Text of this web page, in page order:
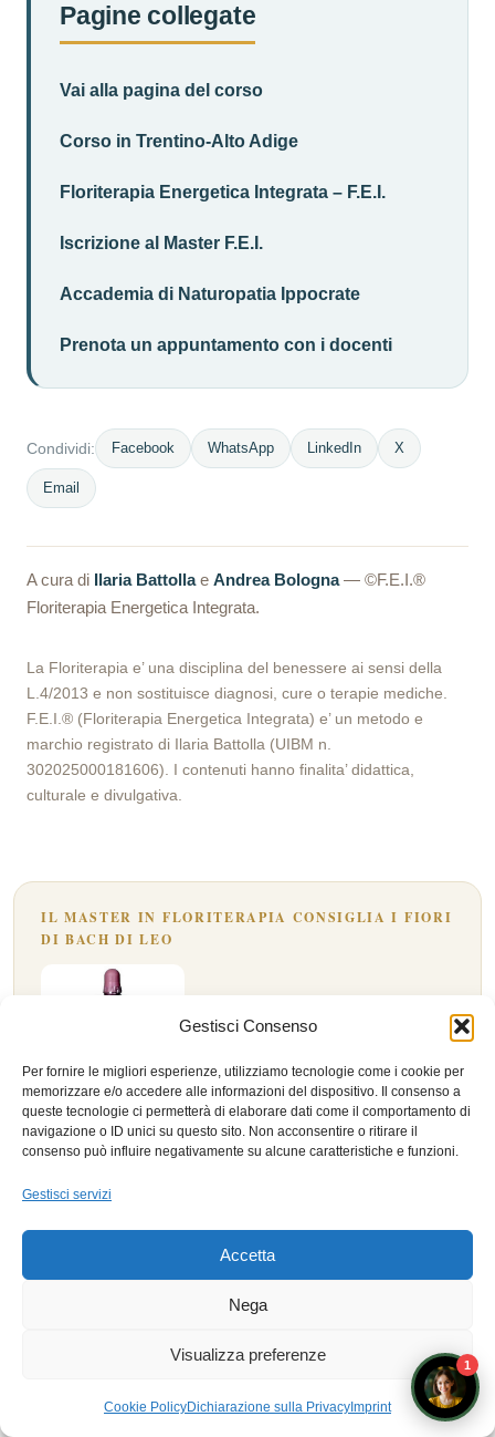
Gestisci Consenso
Per fornire le migliori esperienze, utilizziamo tecnologie come i cookie per
memorizzare e/o accedere alle informazioni del dispositivo. Il consenso a
queste tecnologie ci permetterà di elaborare dati come il comportamento di
navigazione o ID unici su questo sito. Non acconsentire o ritirare il
consenso può influire negativamente su alcune caratteristiche e funzioni.
Gestisci servizi
Accetta
Nega
Visualizza preferenze
Cookie PolicyDichiarazione sulla Privacy Imprint
Pagine collegate
Vai alla pagina del corso
Corso in Trentino-Alto Adige
Floriterapia Energetica Integrata – F.E.I.
Iscrizione al Master F.E.I.
Accademia di Naturopatia Ippocrate
Prenota un appuntamento con i docenti
Condividi: Facebook WhatsApp LinkedIn X
Email
A cura di Ilaria Battollae Andrea Bologna— ©F.E.I.®
Floriterapia Energetica Integrata.
La Floriterapia e’ una disciplina del benessere ai sensi della
L.4/2013 e non sostituisce diagnosi, cure o terapie mediche.
F.E.I.® (Floriterapia Energetica Integrata) e’ un metodo e
marchio registrato di Ilaria Battolla (UIBM n.
302025000181606). I contenuti hanno finalita’ didattica,
culturale e divulgativa.
IL MASTER IN FLORITERAPIA CONSIGLIA I FIORI
DI BACH DI LEO
Agrimony — Estratto Floreale di Bach, 10
ml
La serenità di facciata che cela un tormento interiore.
1
Prenota un appuntamento con i docenti